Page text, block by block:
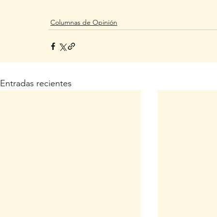
Columnas de Opinión
Entradas recientes